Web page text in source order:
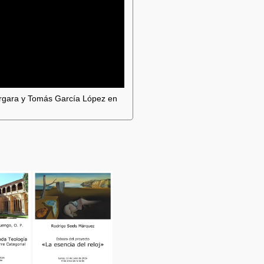
y Tomás García López en